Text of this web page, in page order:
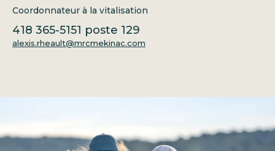
Coordonnateur à la vitalisation
418 365-5151 poste 129
alexis.rheault@mrcmekinac.com